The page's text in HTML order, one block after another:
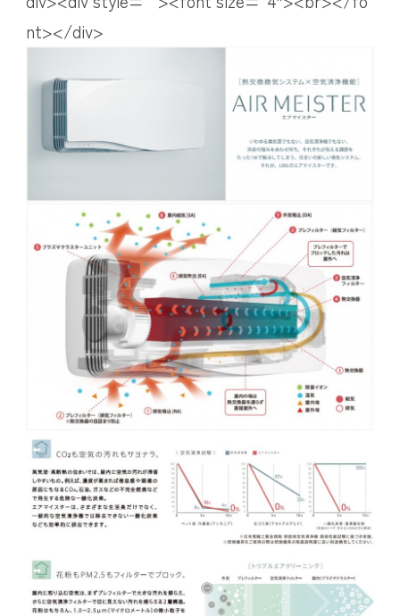
nt></div>